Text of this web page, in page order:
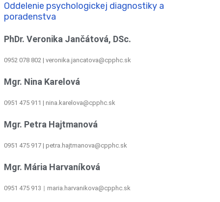
Oddelenie psychologickej diagnostiky a
poradenstva
PhDr. Veronika Jančátová, DSc.
0952 078 802 | veronika.jancatova@cpphc.sk
Mgr. Nina Karelová
0951 475 911 | nina.karelova@cpphc.sk
Mgr. Petra Hajtmanová
0951 475 917 | petra.hajtmanova@cpphc.sk
Mgr. Mária Harvaníková
0951 475 913 maria.harvanikova@cpphc.sk